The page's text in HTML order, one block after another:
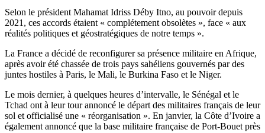
Selon le président Mahamat Idriss Déby Itno, au pouvoir depuis
2021, ces accords étaient « complétement obsolètes », face « aux
réalités politiques et géostratégiques de notre temps ».
La France a décidé de reconfigurer sa présence militaire en Afrique,
après avoir été chassée de trois pays sahéliens gouvernés par des
juntes hostiles à Paris, le Mali, le Burkina Faso et le Niger.
Le mois dernier, à quelques heures d’intervalle, le Sénégal et le
Tchad ont à leur tour annoncé le départ des militaires français de leur
sol et officialisé une « réorganisation ». En janvier, la Côte d’Ivoire a
également annoncé que la base militaire française de Port-Bouet près